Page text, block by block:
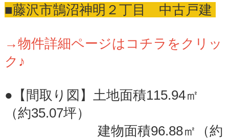
■藤沢市鵠沼神明２丁目 中古戸建
→物件詳細ページはコチラをクリッ
ク♪
●【間取り図】土地面積115.94㎡
（約35.07坪）
建物面積96.88㎡（約